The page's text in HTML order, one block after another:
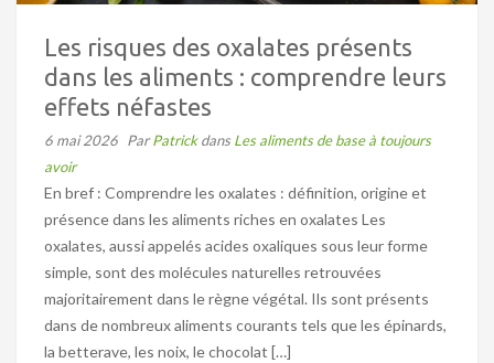
Les risques des oxalates présents
dans les aliments : comprendre leurs
effets néfastes
6 mai 2026 ParPatrickdans Les aliments de base à toujours
avoir
En bref : Comprendre les oxalates : définition, origine et
présence dans les aliments riches en oxalates Les
oxalates, aussi appelés acides oxaliques sous leur forme
simple, sont des molécules naturelles retrouvées
majoritairement dans le règne végétal. Ils sont présents
dans de nombreux aliments courants tels que les épinards,
la betterave, les noix, le chocolat […]